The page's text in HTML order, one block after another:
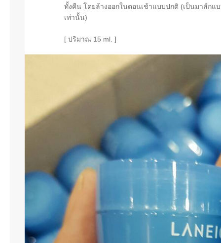
ทั้งคืน โดยล้างออกในตอนเช้าแบบปกติ (เป็นมาส์กแ
เท่านั้น)
[ ปริมาณ 15 ml. ]